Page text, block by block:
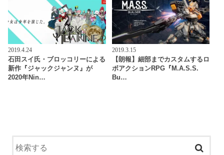
2019.4.24
石田スイ氏・ブロッコリーによる
新作『ジャックジャンヌ』が
2020年Nin…
2019.3.15
【朗報】細部までカスタムするロ
ボアクションRPG『M.A.S.S.
Bu…